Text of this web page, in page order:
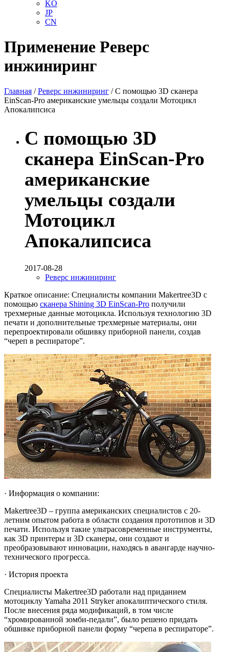
KO
JP
CN
Применение Реверс
инжиниринг
Главная /Реверс инжиниринг / С помощью 3D сканера
EinScan-Pro американские умельцы создали Мотоцикл
Апокалипсиса
С помощью 3D
сканера EinScan-Pro
американские
умельцы создали
Мотоцикл
Апокалипсиса
2017-08-28
Реверс инжиниринг
Краткое описание: Специалисты компании Makertree3D с
помощью сканера Shining 3D EinScan-Pro получили
трехмерные данные мотоцикла. Используя технологию 3D
печати и дополнительные трехмерные материалы, они
перепроектировали обшивку приборной панели, создав
“череп в респираторе”.
· Информация о компании:
Makertree3D – группа американских специалистов с 20-
летним опытом работа в области создания прототипов и 3D
печати. Используя такие ультрасовременные инструменты,
как 3D принтеры и 3D сканеры, они создают и
преобразовывают инновации, находясь в авангарде научно-
технического прогресса.
· История проекта
Специалисты Makertree3D работали над приданием
мотоциклу Yamaha 2011 Stryker апокалиптического стиля.
После внесения ряда модификаций, в том числе
“хромированной зомби-педали”, было решено придать
обшивке приборной панели форму “черепа в респираторе”.